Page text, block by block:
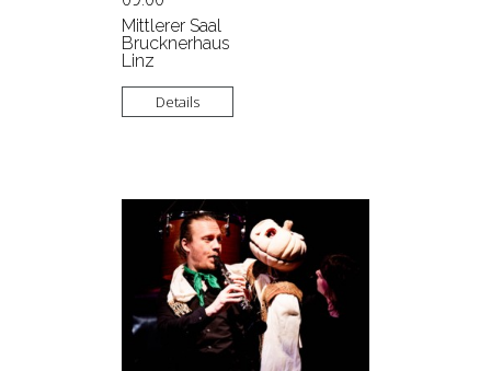
Mittlerer Saal
Brucknerhaus
Linz
Details